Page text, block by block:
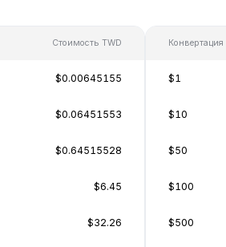
Стоимость TWD
$0.00645155
$0.06451553
$0.64515528
$6.45
$32.26
Конвертация
$1
$10
$50
$100
$500